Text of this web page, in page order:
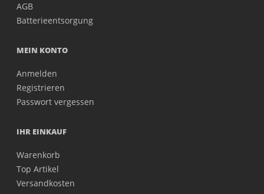
AGB
Batterieentsorgung
MEIN KONTO
Anmelden
Registrieren
Passwort vergessen
IHR EINKAUF
Warenkorb
Top Artikel
Versandkosten